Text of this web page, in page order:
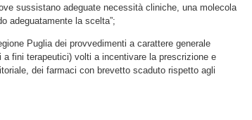
sussistano adeguate necessità cliniche, una molecola
adeguatamente la scelta”;
Puglia dei provvedimenti a carattere generale
fini terapeutici) volti a incentivare la prescrizione e
dei farmaci con brevetto scaduto rispetto agli